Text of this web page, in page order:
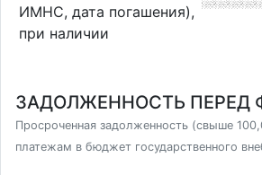
ИМНС, дата погашения),
при наличии
ЗАДОЛЖЕННОСТЬ ПЕРЕД
Просроченная задолженность (свыше
платежам в бюджет государственного